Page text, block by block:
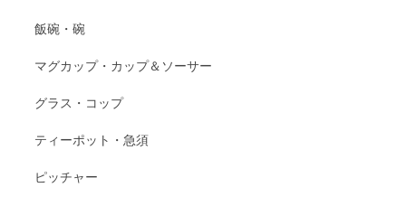
飯碗・碗
マグカップ・カップ＆ソーサー
グラス・コップ
ティーポット・急須
ピッチャー